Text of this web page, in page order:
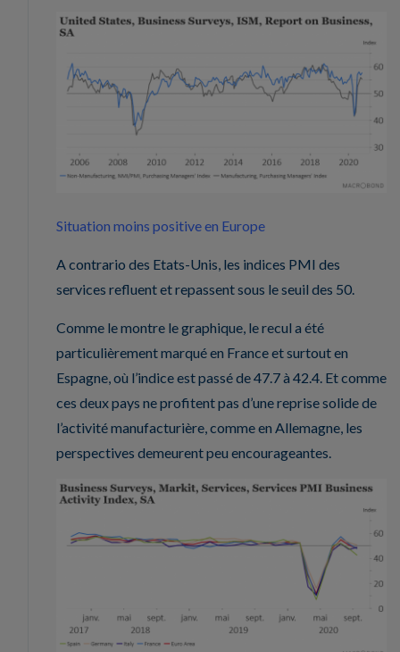
Situation moins positive en Europe
A contrario des Etats-Unis, les indices PMI des
services refluent et repassent sous le seuil des 50.
Comme le montre le graphique, le recul a été
particulièrement marqué en France et surtout en
Espagne, où l’indice est passé de 47.7 à 42.4. Et comme
ces deux pays ne profitent pas d’une reprise solide de
l’activité manufacturière, comme en Allemagne, les
perspectives demeurent peu encourageantes.